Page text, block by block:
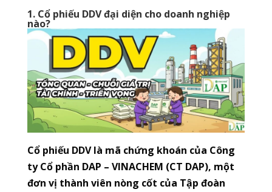
1. Cổ phiếu DDV đại diện cho doanh nghiệp
nào?
Cổ phiếu DDV là mã chứng khoán của Công
ty Cổ phần DAP – VINACHEM (CT DAP), một
đơn vị thành viên nòng cốt của Tập đoàn